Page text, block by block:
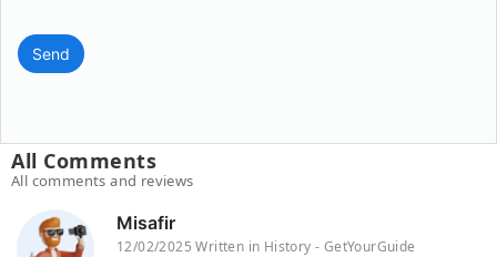
Send
All Comments
All comments and reviews
Misafir
12/02/2025 Written in History - GetYourGuide